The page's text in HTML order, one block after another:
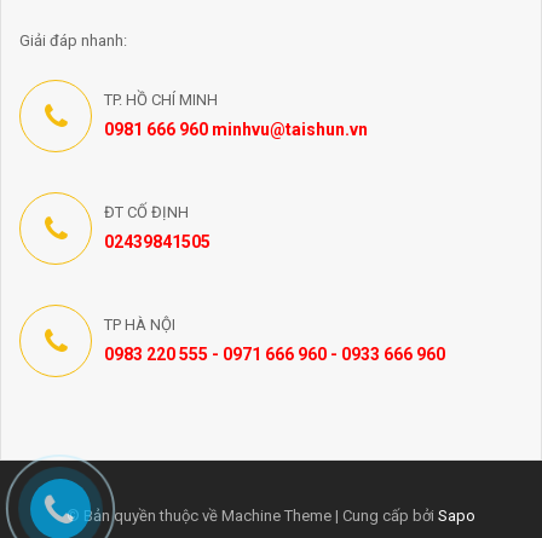
Giải đáp nhanh:
TP. HỒ CHÍ MINH
0981 666 960 minhvu@taishun.vn
ĐT CỐ ĐỊNH
02439841505
TP HÀ NỘI
0983 220 555 - 0971 666 960 - 0933 666 960
© Bản quyền thuộc về Machine Theme | Cung cấp bởi Sapo